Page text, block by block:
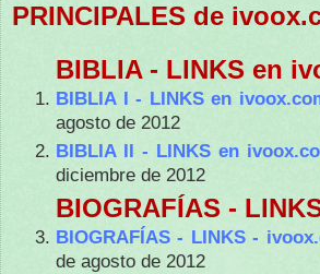
PRINCIPALES de
BIBLIA - LINKS en
BIBLIA I - LINKS en
agosto de 2012
BIBLIA II - LINKS en
diciembre de 2012
BIOGRAFÍAS -
BIOGRAFÍAS - LINKS -
de agosto de 2012